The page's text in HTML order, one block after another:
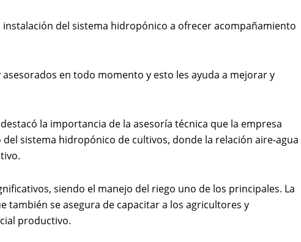
instalación del sistema hidropónico a ofrecer acompañamiento
en todo momento y esto les ayuda a mejorar y
destacó la importancia de la asesoría técnica que la empresa
sistema hidropónico de cultivos, donde la relación aire-agua
siendo el manejo del riego uno de los principales. La
también se asegura de capacitar a los agricultores y
productivo.